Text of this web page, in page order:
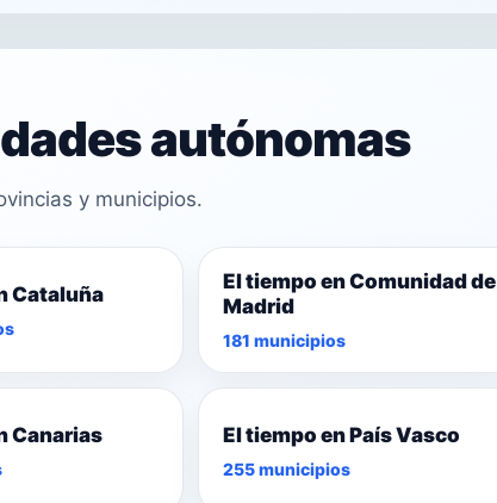
autónomas
y municipios.
Cataluña
El tiempo en Comunidad de
Madrid
181 municipios
Canarias El tiempo en País Vasco
255 municipios